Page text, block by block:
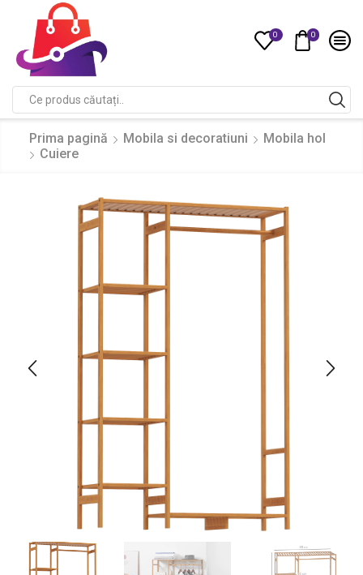
0 0
input
Prima pagină Mobila si decoratiuni
Mobila hol
Cuiere